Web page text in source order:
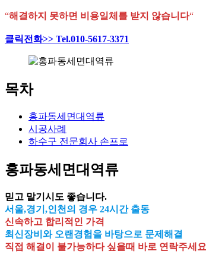
“해결하지 못하면 비용일체를 받지 않습니다“
클릭전화>> Tel.010-5617-3371
목차
홍파동세면대역류
시공사례
하수구 전문회사 손프로
홍파동세면대역류
믿고 맡기시도 좋습니다.
서울,경기,인천의 경우 24시간 출동
신속하고 합리적인 가격
최신장비와 오랜경험을 바탕으로 문제해결
직접 해결이 불가능하다 싶을때 바로 연락주세요